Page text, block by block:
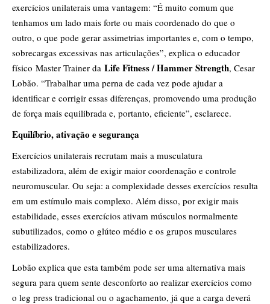
exercícios unilaterais uma vantagem: “É muito comum que
tenhamos um lado mais forte ou mais coordenado do que o
outro, o que pode gerar assimetrias importantes e, com o tempo,
sobrecargas excessivas nas articulações”, explica o educador
físico Master Trainer da Life Fitness / Hammer Strength, Cesar
Lobão. “Trabalhar uma perna de cada vez pode ajudar a
identificar e corrigir essas diferenças, promovendo uma produção
de força mais equilibrada e, portanto, eficiente”, esclarece.
Equilíbrio, ativação e segurança
Exercícios unilaterais recrutam mais a musculatura
estabilizadora, além de exigir maior coordenação e controle
neuromuscular. Ou seja: a complexidade desses exercícios resulta
em um estímulo mais complexo. Além disso, por exigir mais
estabilidade, esses exercícios ativam músculos normalmente
subutilizados, como o glúteo médio e os grupos musculares
estabilizadores.
Lobão explica que esta também pode ser uma alternativa mais
segura para quem sente desconforto ao realizar exercícios como
o leg press tradicional ou o agachamento, já que a carga deverá